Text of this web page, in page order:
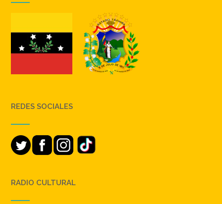
REDES SOCIALES
RADIO CULTURAL